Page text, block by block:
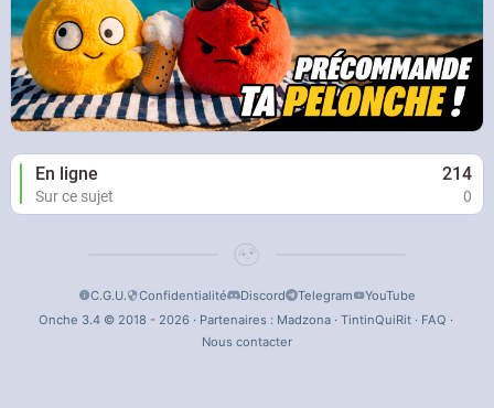
En ligne 214
Sur ce sujet 0
C.G.U. Confidentialité Discord Telegram
YouTube
Onche 3.4 © 2018 - 2026 · Partenaires : Madzona· TintinQuiRit· FAQ ·
Nous contacter